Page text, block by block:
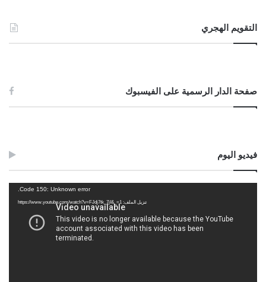
التقويم الهجري
صفحة الدار الرسمية على الفيسبوك
فيديو اليوم
Code 150: Unknown error.
تنزيل الملف: https://www.youtube.com/watch?v=FJdj7tk_7jI&_=1